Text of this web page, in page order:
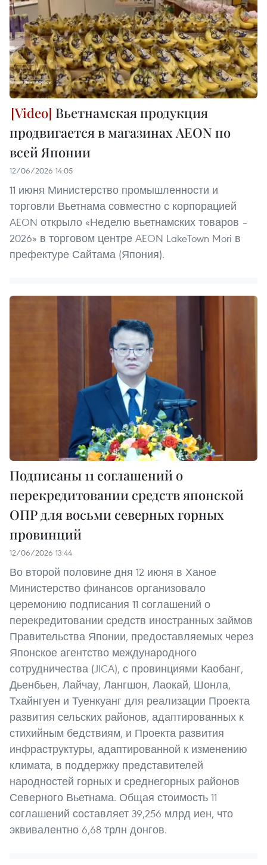
Вьетнамская продукция
продвигается в магазинах AEON по
всей Японии
12/06/2026 14:05
11 июня Министерство промышленности и
торговли Вьетнама совместно с корпорацией
AEON открыло «Неделю вьетнамских товаров –
2026» в торговом центре AEON LakeTown Mori в
префектуре Сайтама (Япония).
Подписаны 11 соглашений о
перекредитовании средств японской
ОПР для восьми северных горных
провинций
12/06/2026 13:44
Во второй половине дня 12 июня в Ханое
Министерство финансов организовало
церемонию подписания 11 соглашений о
перекредитовании средств иностранных займов
Правительства Японии, предоставляемых через
Японское агентство международного
сотрудничества (JICA), с провинциями Каобанг,
Дьенбьен, Лайчау, Лангшон, Лаокай, Шонла,
Тхайнгуен и Туенкуанг для реализации Проекта
развития сельских районов, адаптированных к
стихийным бедствиям, и Проекта развития
инфраструктуры, адаптированной к изменению
климата, в поддержку представителей
народностей горных и среднегорных районов
Северного Вьетнама. Общая стоимость 11
соглашений составляет 39,256 млрд иен, что
эквивалентно 6,68 трлн донгов.